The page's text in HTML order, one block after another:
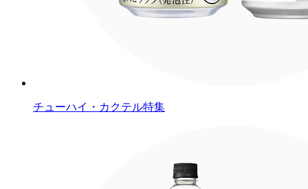
チューハイ・カクテル特集